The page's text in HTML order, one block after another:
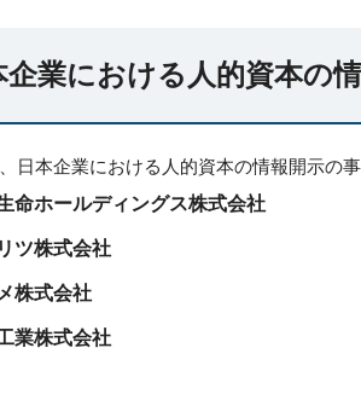
企業における人的資本の
日本企業における人的資本の情報開示の
命ホールディングス株式会社
ツ株式会社
株式会社
業株式会社